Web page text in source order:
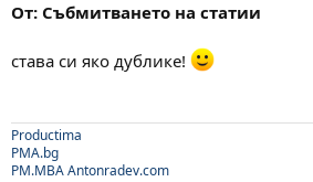
От: Събмитването на статии
става си яко дублике!
Productima
PMA.bg
PM.MBAAntonradev.com